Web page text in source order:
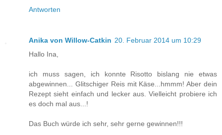
Antworten
Anika von Willow-Catkin 20. Februar 2014 um 10:29
Hallo Ina,
ich muss sagen, ich konnte Risotto bislang nie etwas
abgewinnen... Glitschiger Reis mit Käse...hmmm! Aber dein
Rezept sieht einfach und lecker aus. Vielleicht probiere ich
es doch mal aus...!
Das Buch würde ich sehr, sehr gerne gewinnen!!!